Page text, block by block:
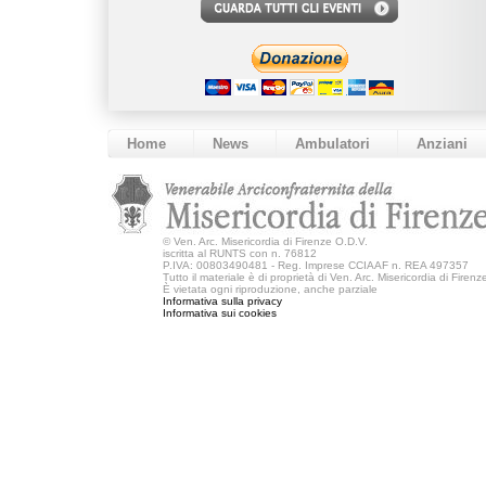
Home News Ambulatori Anziani
© Ven. Arc. Misericordia di Firenze O.D.V.
iscritta al RUNTS con n. 76812
P.IVA: 00803490481 - Reg. Imprese CCIAAF n. REA 497357
Tutto il materiale è di proprietà di Ven. Arc. Misericordia di
È vietata ogni riproduzione, anche parziale
Informativa sulla privacy
Informativa sui cookies